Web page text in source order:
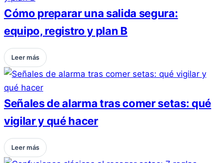
Cómo preparar una salida segura:
equipo, registro y plan B
Leer más
Señales de alarma tras comer setas: qué
vigilar y qué hacer
Leer más